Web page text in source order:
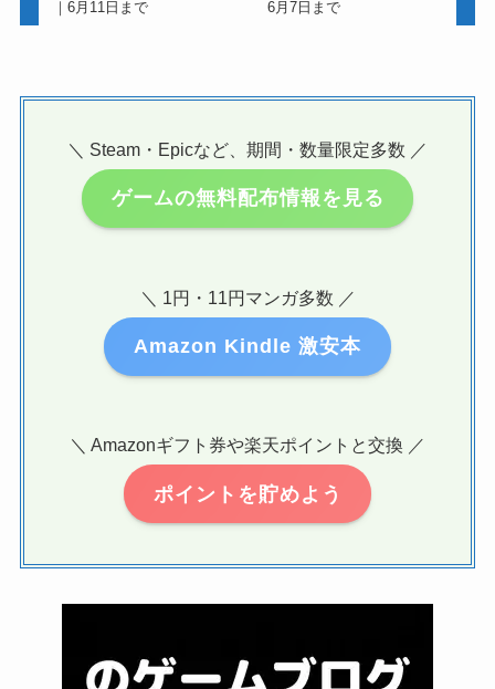
｜6月11日まで
6月7日まで
＼ Steam・Epicなど、期間・数量限定多数 ／
ゲームの無料配布情報を見る
＼ 1円・11円マンガ多数 ／
Amazon Kindle 激安本
＼ Amazonギフト券や楽天ポイントと交換 ／
ポイントを貯めよう